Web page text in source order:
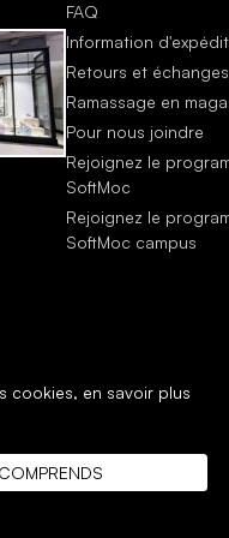
cookies, en savoir plus
FAQ
Information
Retours et échanges
Ramassage en
Pour nous joindre
Rejoignez le
SoftMoc
Rejoignez le
SoftMoc campus
- 2026 SoftMoc Inc.